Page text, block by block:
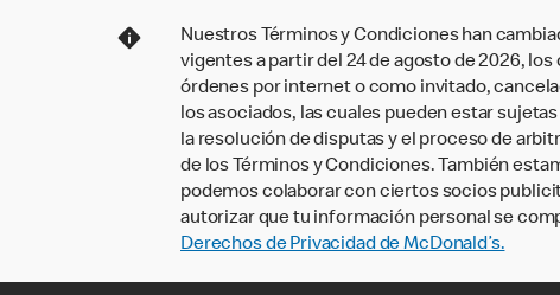
Nuestros Términos y Condiciones han
vigentes a partir del 24 de agosto de 2026,
órdenes por internet o como invitado,
los asociados, las cuales pueden estar
la resolución de disputas y el proceso de
de los Términos y Condiciones. También
podemos colaborar con ciertos socios
autorizar que tu información personal se
Derechos de Privacidad de McDonald’s.